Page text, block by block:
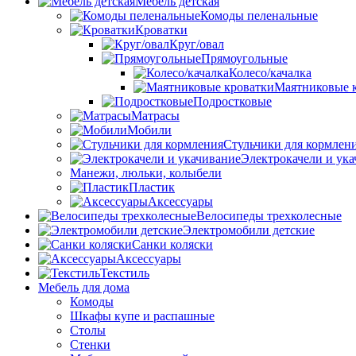
Комоды пеленальные
Кроватки
Круг/овал
Прямоугольные
Колесо/качалка
Маятниковые
Подростковые
Матрасы
Мобили
Стульчики для
Электрокачели и
Манежи, люльки, колыбели
Пластик
Аксессуары
Велосипеды трехколесные
Электромобили детские
Санки коляски
Аксессуары
Текстиль
Мебель для дома
Комоды
Шкафы купе и распашные
Столы
Стенки